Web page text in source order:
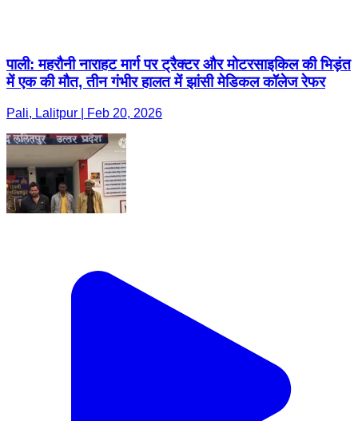
पाली: महरौनी नाराहट मार्ग पर ट्रैक्टर और मोटरसाइकिल की भिड़ंत
में एक की मौत, तीन गंभीर हालत में झांसी मेडिकल कॉलेज रेफर
Pali, Lalitpur | Feb 20, 2026